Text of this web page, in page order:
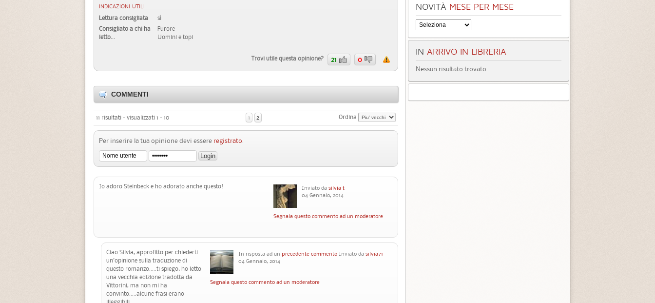
INDICAZIONI UTILI
Lettura consigliata
sì
Consigliato a chi ha
letto...
Furore
Uomini e topi
Trovi utile questa opinione? 21 0
COMMENTI
11 risultati - visualizzati 1 - 10 1 2 Ordina
Per inserire la tua opinione devi essere registrato
Inviato dasilvia t
04 Gennaio, 2014
Segnala questo commento ad un moderatore
Io adoro Steinbeck e ho adorato anche questo!
In risposta ad un precedente commento Inviato dasilvia71
04 Gennaio, 2014
Segnala questo commento ad un moderatore
Ciao Silvia, approfitto per chiederti
un'opinione sulla traduzione di
questo romanzo.....ti spiego: ho letto
una vecchia edizione tradotta da
Vittorini, ma non mi ha
convinto.....alcune frasi erano
NOVITÀ MESE PER MESE
IN ARRIVO IN LIBRERIA
Nessun risultato trovato